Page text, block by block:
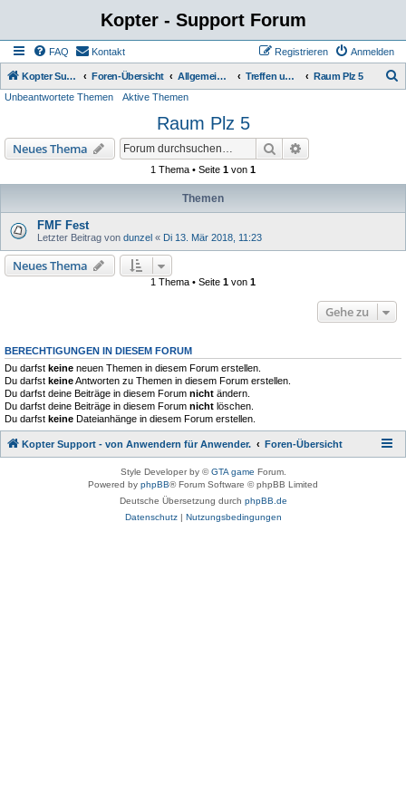
Kopter - Support Forum
FAQ Kontakt Anmelden
Registrieren
Kopter Support - von Anwendern für Anwender. Foren-Übersicht Allgemeiner Bereich Treffen und Veranstaltungen Raum Plz 5
Unbeantwortete Themen Aktive Themen
Raum Plz 5
Neues Thema Suche
1 Thema • Seite 1 von 1
Themen
FMF Fest
Letzter Beitrag von dunzel « Di 13. Mär 2018, 11:23
Neues Thema
1 Thema • Seite 1 von 1
Gehe zu
BERECHTIGUNGEN IN DIESEM FORUM
Du darfst keine neuen Themen in diesem Forum erstellen.
Du darfst keineAntworten zu Themen in diesem Forum erstellen.
Du darfst deine Beiträge in diesem Forum nicht ändern.
Du darfst deine Beiträge in diesem Forum nicht löschen.
Du darfst keine Dateianhänge in diesem Forum erstellen.
Kopter Support - von Anwendern für Anwender. Foren-Übersicht
Style Developer by ©GTA game Forum.
Powered by phpBB® Forum Software © phpBB Limited
Deutsche Übersetzung durch phpBB.de
Datenschutz| Nutzungsbedingungen